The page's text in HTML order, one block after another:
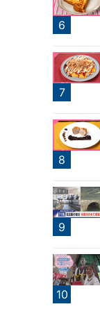
6
7
8
9
10